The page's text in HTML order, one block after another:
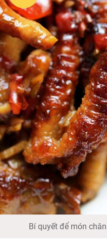
Bí quyết để món